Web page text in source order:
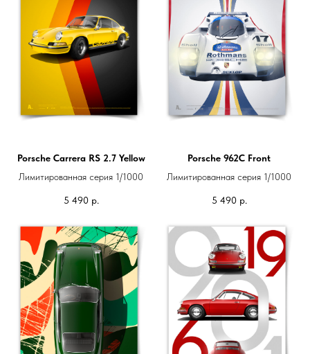
Porsche Carrera RS 2.7 Yellow
Лимитированная серия 1/1000
5 490 р.
Porsche 962C Front
Лимитированная серия 1/1000
5 490 р.